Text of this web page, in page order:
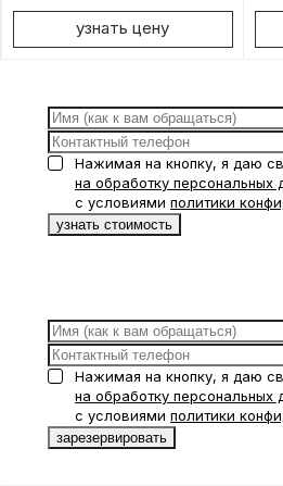
узнать цену
Нажимая на кнопку, я даю
на обработку персональных
с условиями политики
Нажимая на кнопку, я даю
на обработку персональных
с условиями политики